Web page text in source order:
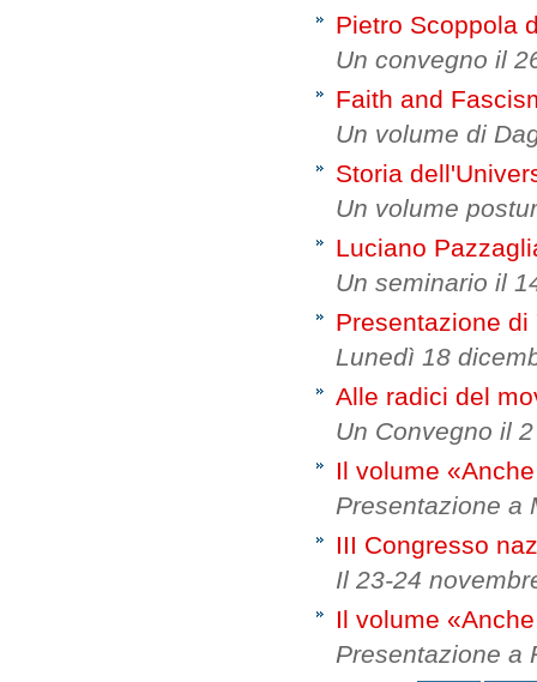
Pietro Scoppola
Un convegno il
Faith and
Un volume di
Storia
Un volume
Luciano
Un seminario il
Presentazione di
Lunedì 18
Alle radici del
Un Convegno il
Il volume
Presentazione a
III Congresso
Il 23-24
Il volume
Presentazione a